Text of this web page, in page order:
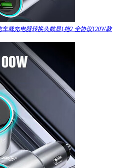
载充电器转换头数显1拖2 全协议120W款